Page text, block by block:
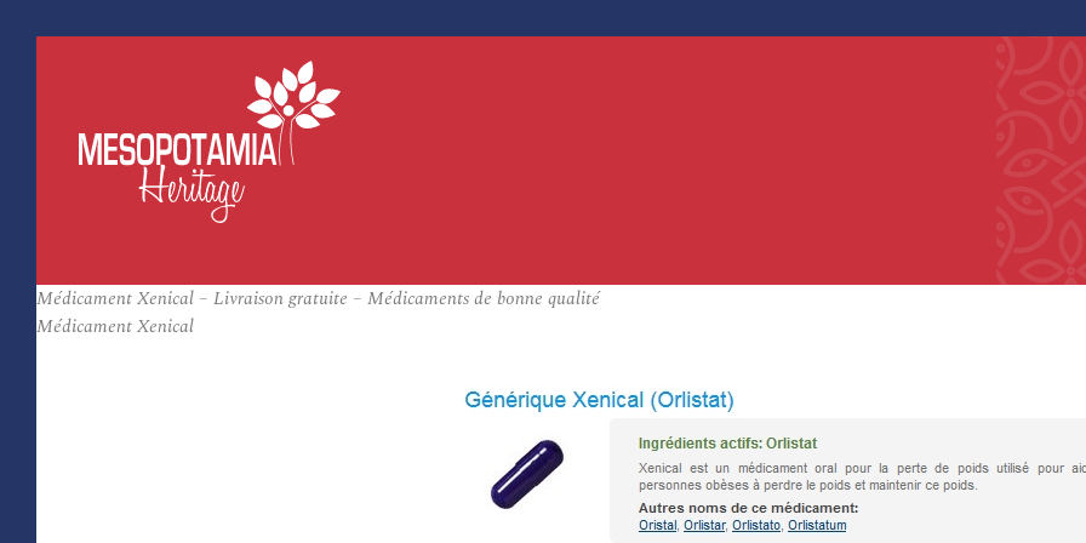
Médicament Xenical – Livraison gratuite – Médicaments de bonne qualité
Médicament Xenical